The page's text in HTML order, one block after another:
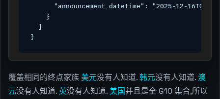
"announcement_datetime": "2025-12-
    }
  ]
}
覆盖相同的终点家族美元没有人知道.韩元没有人知道.澳
元没有人知道. 英没有人知道.美国并且是全 G10 集合,所以